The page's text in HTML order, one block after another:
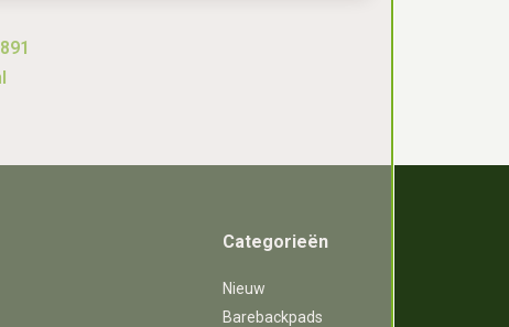
Categorieën
Nieuw
Barebackpads